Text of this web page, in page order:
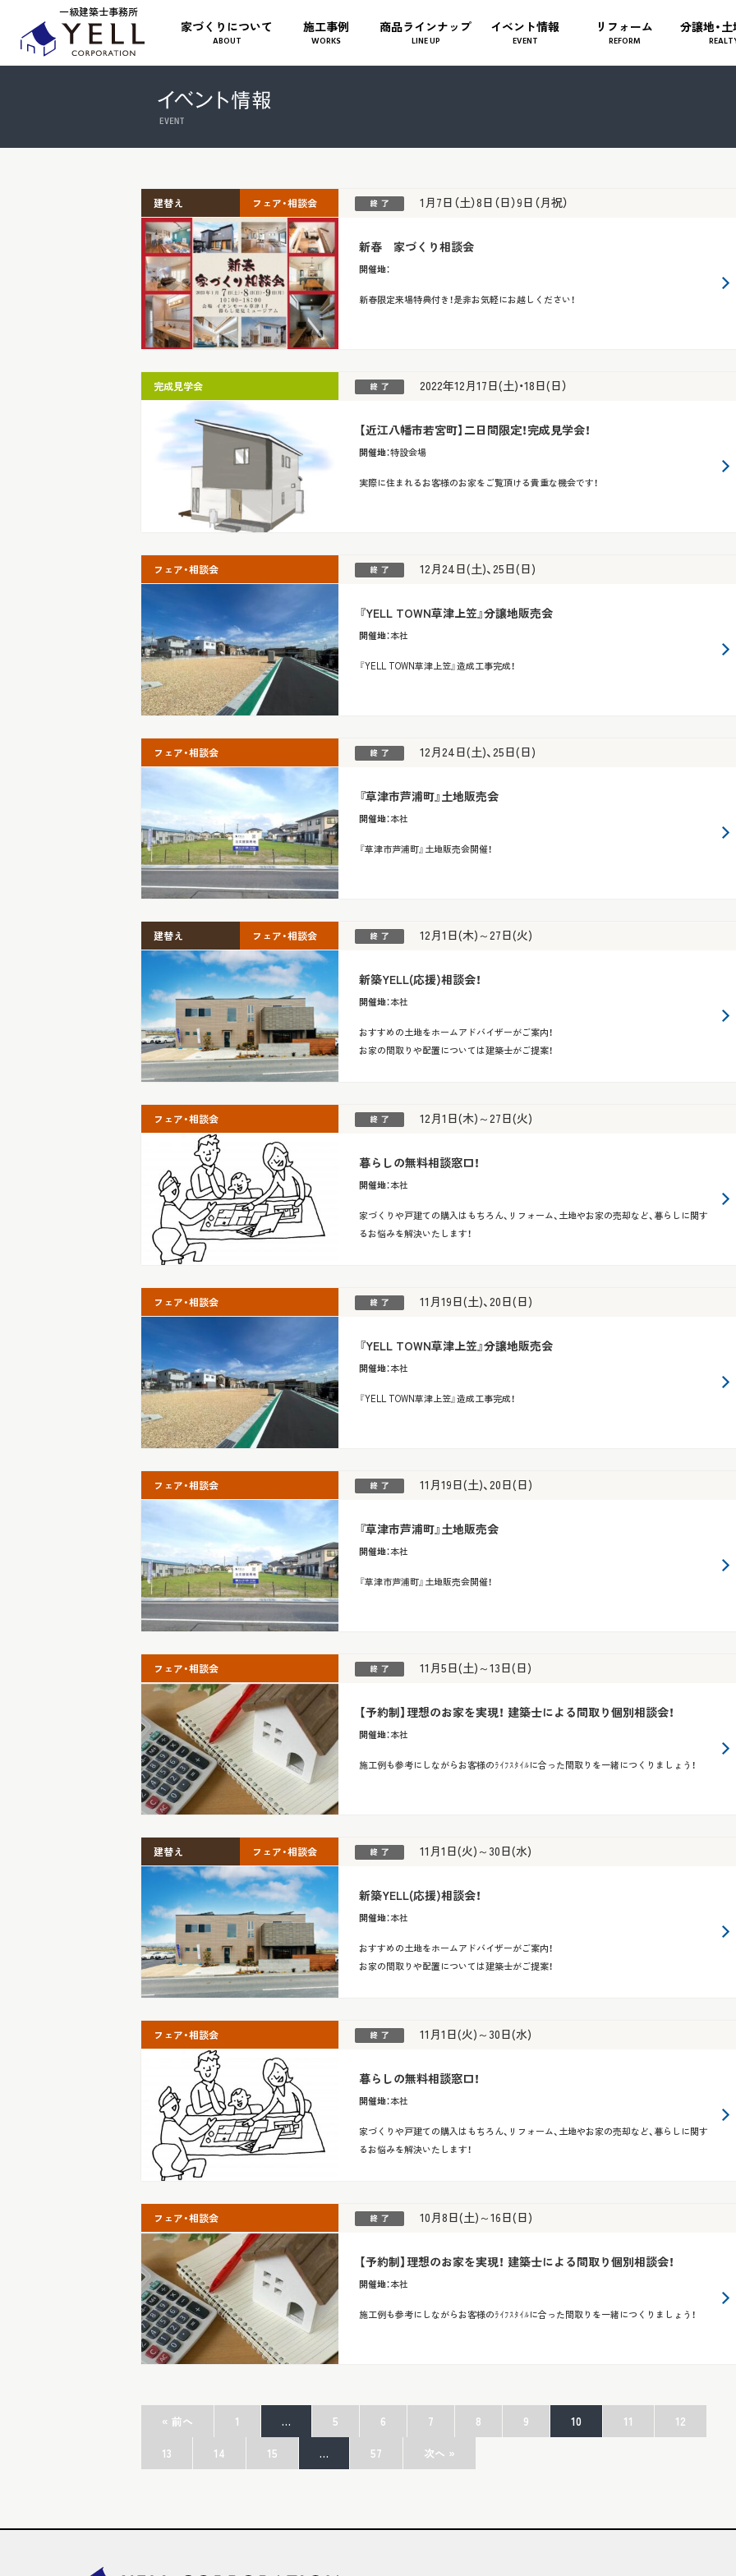
一級建築士事務所
家づくりについて
ABOUT
施工事例
WORKS
商品ラインナップ
LINE UP
イベント情報
EVENT
リフォーム
REFORM
分譲地・
建替え フェア・相談会 1月7日（土）8日（日）9日（月祝）
新春 家づくり相談会
開催地：
新春限定来場特典付き！是非お気軽にお越しください！
完成見学会 2022年12月17日(土)・18日(日）
【近江八幡市若宮町】二日間限定！完成見学会！
開催地：特設会場
実際に住まれるお客様のお家をご覧頂ける貴重な機会です！
フェア・相談会 12月24日(土)、25日(日)
『YELL TOWN草津上笠』分譲地販売会
開催地：本社
『YELL TOWN草津上笠』造成工事完成！
フェア・相談会 12月24日(土)、25日(日)
『草津市芦浦町』土地販売会
開催地：本社
『草津市芦浦町』土地販売会開催！
建替え フェア・相談会 12月1日(木)～27日(火)
新築YELL(応援)相談会！
開催地：本社
おすすめの土地をホームアドバイザーがご案内！
お家の間取りや配置については建築士がご提案！
フェア・相談会 12月1日(木)～27日(火)
暮らしの無料相談窓口！
開催地：本社
家づくりや戸建ての購入はもちろん、リフォーム、土地やお家の売却など、暮らしに関す
るお悩みを解決いたします！
フェア・相談会 11月19日(土)、20日(日)
『YELL TOWN草津上笠』分譲地販売会
開催地：本社
『YELL TOWN草津上笠』造成工事完成！
フェア・相談会 11月19日(土)、20日(日)
『草津市芦浦町』土地販売会
開催地：本社
『草津市芦浦町』土地販売会開催！
フェア・相談会 11月5日(土)～13日(日)
【予約制】理想のお家を実現！ 建築士による間取り個別相談会！
開催地：本社
施工例も参考にしながらお客様のﾗｲﾌｽﾀｲﾙに合った間取りを一緒につくりましょう！
建替え フェア・相談会 11月1日(火)～30日(水)
新築YELL(応援)相談会！
開催地：本社
おすすめの土地をホームアドバイザーがご案内！
お家の間取りや配置については建築士がご提案！
フェア・相談会 11月1日(火)～30日(水)
暮らしの無料相談窓口！
開催地：本社
家づくりや戸建ての購入はもちろん、リフォーム、土地やお家の売却など、暮らしに関す
るお悩みを解決いたします！
フェア・相談会 10月8日(土)～16日(日)
【予約制】理想のお家を実現！ 建築士による間取り個別相談会！
開催地：本社
施工例も参考にしながらお客様のﾗｲﾌｽﾀｲﾙに合った間取りを一緒につくりましょう！
« 前へ 1 … 5 6 7 8 9 10 11 12
13 14 15 … 57 次へ »